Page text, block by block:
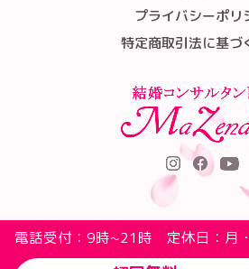
プライバシーポリ
特定商取引法に基づ
電話受付：9時~21時 定休日：月